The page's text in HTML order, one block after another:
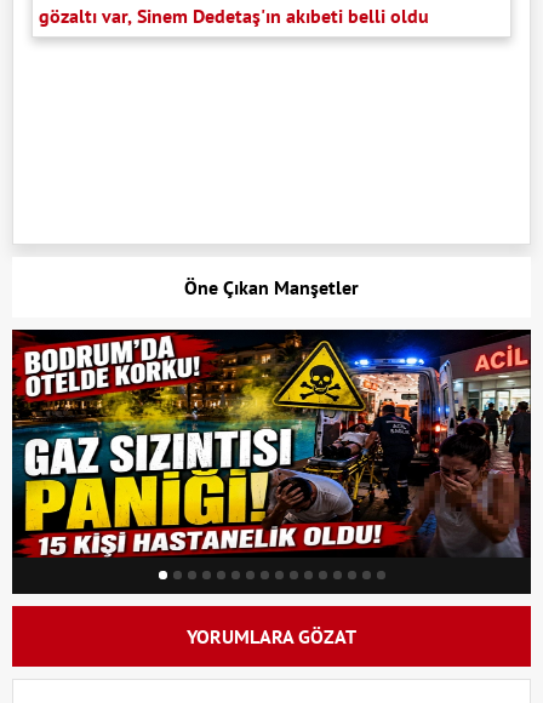
gözaltı var, Sinem Dedetaş'ın akıbeti belli oldu
Öne Çıkan Manşetler
YORUMLARA GÖZAT